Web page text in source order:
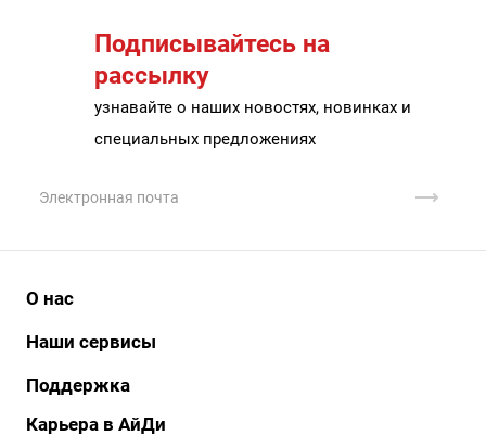
Подписывайтесь на
рассылку
узнавайте о наших новостях, новинках и
специальных предложениях
О нас
История
Наши сервисы
АйДи бизнес
АйДи-тур
Поддержка
Документация и ПО
Карьера в АйДи